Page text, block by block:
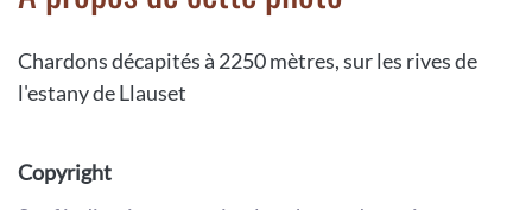
Chardons décapités à 2250 mètres, sur les rives de
l'estany de Llauset
Copyright